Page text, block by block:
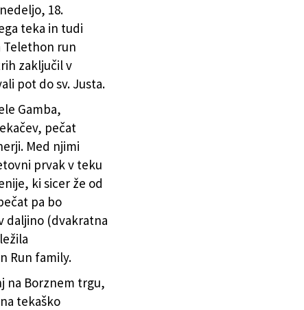
18.
teka in tudi
Telethon run
zaključil v
pot do sv. Justa.
Gamba,
pečat
Med njimi
prvak v teku
ki sicer že od
pa bo
daljino (dvakratna
Run family.
na Borznem trgu,
tekaško